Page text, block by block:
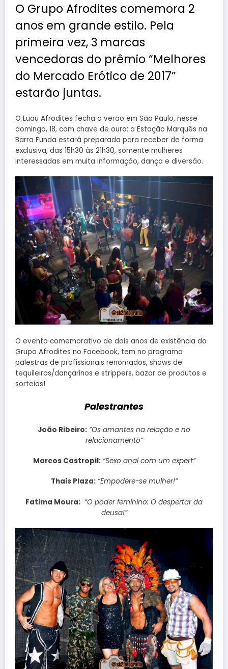
O Grupo Afrodites comemora 2
anos em grande estilo. Pela
primeira vez, 3 marcas
vencedoras do prêmio “Melhores
do Mercado Erótico de 2017”
estarão juntas.
O Luau Afrodites fecha o verão em São Paulo, nesse
domingo, 18, com chave de ouro: a Estação Marquês na
Barra Funda estará preparada para receber de forma
exclusiva, das 15h30 às 21h30, somente mulheres
interessadas em muita informação, dança e diversão.
O evento comemorativo de dois anos de existência do
Grupo Afrodites no Facebook, tem no programa
palestras de profissionais renomados, shows de
tequileiros/dançarinos e strippers, bazar de produtos e
sorteios!
Palestrantes
João Ribeiro: “Os amantes na relação e no
relacionamento”
Marcos Castropil: “Sexo anal com um expert”
Thais Plaza: “Empodere-se mulher!”
Fatima Moura: “O poder feminino: O despertar da
deusa!”